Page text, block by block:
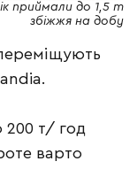
приймали до 1,5 т
збіжжя на добу
200 т/ год
варто